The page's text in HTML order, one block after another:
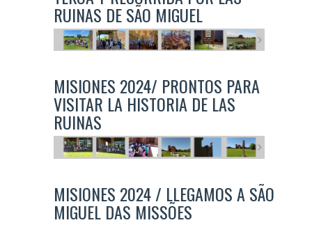
RUINAS DE SÃO MIGUEL
MISIONES 2024/ PRONTOS PARA
VISITAR LA HISTORIA DE LAS
RUINAS
MISIONES 2024 / LLEGAMOS A SÃO
MIGUEL DAS MISSÕES